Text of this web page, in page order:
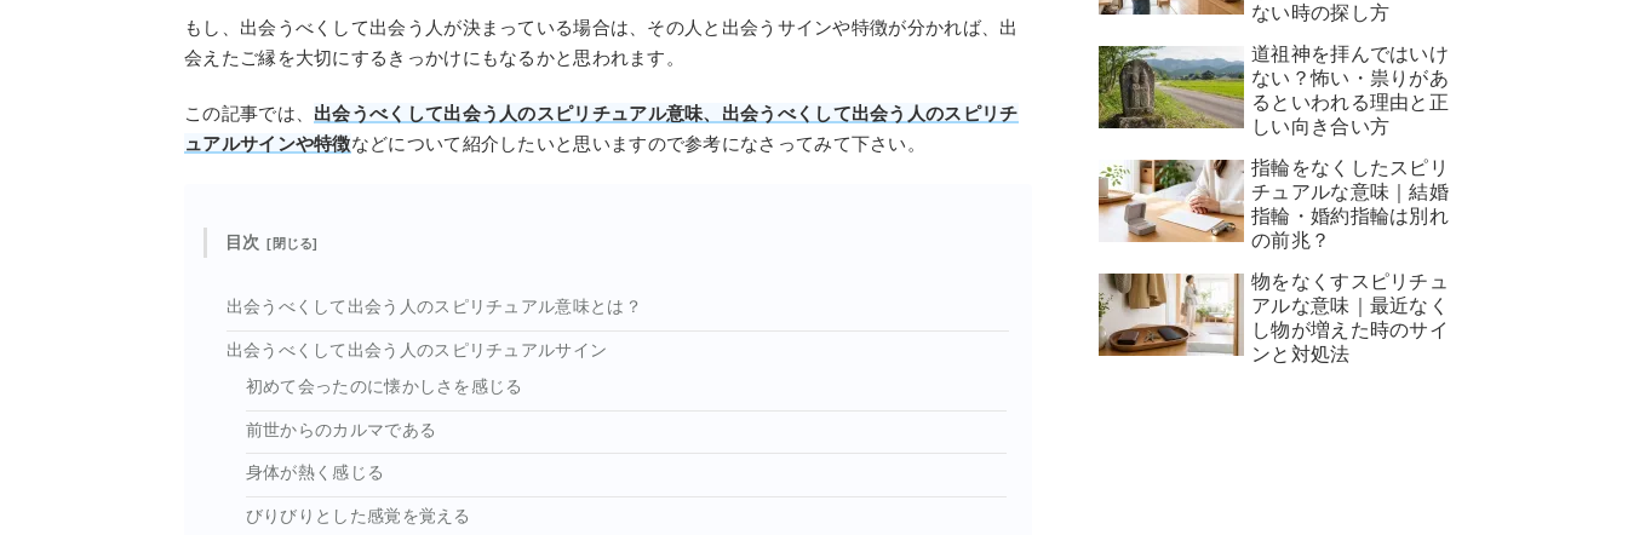
もし、出会うべくして出会う人が決まっている場合は、その人と出会うサインや特徴が分かれば、出
会えたご縁を大切にするきっかけにもなるかと思われます。
この記事では、 出会うべくして出会う人のスピリチュアル意味、出会うべくして出会う人のスピリチ
ュアルサインや特徴などについて紹介したいと思いますので参考になさってみて下さい。
目次
出会うべくして出会う人のスピリチュアル意味とは？
出会うべくして出会う人のスピリチュアルサイン
初めて会ったのに懐かしさを感じる
前世からのカルマである
身体が熱く感じる
びりびりとした感覚を覚える
ない時の探し方
道祖神を拝んではいけ
ない？怖い・祟りがあ
るといわれる理由と正
しい向き合い方
指輪をなくしたスピリ
チュアルな意味｜結婚
指輪・婚約指輪は別れ
の前兆？
物をなくすスピリチュ
アルな意味｜最近なく
し物が増えた時のサイ
ンと対処法